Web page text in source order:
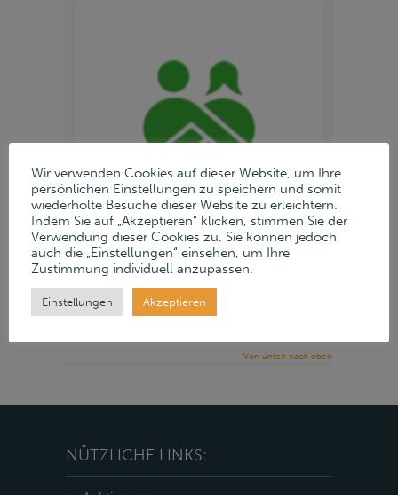
25. April 2025
Read more →
Von unten nach oben
NÜTZLICHE LINKS:
Wir verwenden Cookies auf dieser Website, um Ihre
persönlichen Einstellungen zu speichern und somit
wiederholte Besuche dieser Website zu erleichtern.
Indem Sie auf „Akzeptieren“ klicken, stimmen Sie der
Verwendung dieser Cookies zu. Sie können jedoch
auch die „Einstellungen“ einsehen, um Ihre
Zustimmung individuell anzupassen.
Einstellungen Akzeptieren